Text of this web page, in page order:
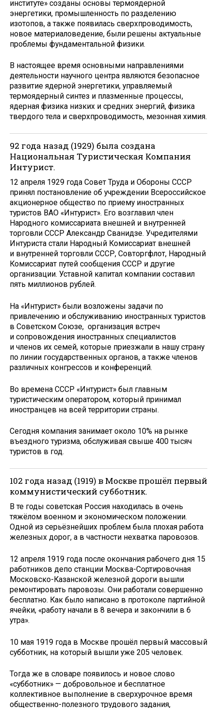
институте» созданы основы термоядерной
энергетики, промышленность по разделению
изотопов, а также появилась сверхпроводимость,
новое материаловедение, были решены актуальные
проблемы фундаментальной физики.
В настоящее время основными направлениями
деятельности научного центра являются безопасное
развитие ядерной энергетики, управляемый
термоядерный синтез и плазменные процессы,
ядерная физика низких и средних энергий, физика
твердого тела и сверхпроводимость, мезонная химия.
92 года назад (1929) была создана
Национальная Туристическая Компания
Интурист.
12 апреля 1929 года Совет Труда и Обороны СССР
принял постановление об учреждении Всероссийское
акционерное общество по приему иностранных
туристов ВАО «Интурист». Его возглавил член
Народного комиссариата внешней и внутренней
торговли СССР Александр Сванидзе. Учредителями
Интуриста стали Народный Комиссариат внешней
и внутренней торговли СССР, Совторгфлот, Народный
Комиссариат путей сообщения СССР и другие
организации. Уставной капитал компании составил
пять миллионов рублей.
На «Интурист» были возложены задачи по
привлечению и обслуживанию иностранных туристов
в Советском Союзе, организация встреч
и сопровождения иностранных специалистов
и членов их семей, которые приезжали в нашу страну
по линии государственных органов, а также членов
различных конгрессов и конференций.
Во времена СССР «Интурист» был главным
туристическим оператором, который принимал
иностранцев на всей территории страны.
Сегодня компания занимает около 10% на рынке
въездного туризма, обслуживая свыше 400 тысяч
туристов в год.
102 года назад (1919) в Москве прошёл первый
коммунистический субботник.
В те годы советская Россия находилась в очень
тяжёлом военном и экономическом положении.
Одной из серьёзнейших проблем была плохая работа
железных дорог, а в частности нехватка паровозов.
12 апреля 1919 года после окончания рабочего дня 15
работников депо станции Москва-Сортировочная
Московско-Казанской железной дороги вышли
ремонтировать паровозы. Они работали совершенно
бесплатно. Как было написано в протоколе партийной
ячейки, «работу начали в 8 вечера и закончили в 6
утра».
10 мая 1919 года в Москве прошёл первый массовый
субботник, на который вышли уже 205 человек.
Тогда же в словаре появилось и новое слово
«субботник» — добровольное и бесплатное
коллективное выполнение в сверхурочное время
общественно-полезного трудового задания,